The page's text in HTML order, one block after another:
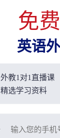
免
英语
外教1对1直播课
精选学习资料